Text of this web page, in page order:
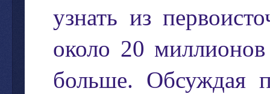
узнать из
около 20 миллионов
больше. Обсуждая